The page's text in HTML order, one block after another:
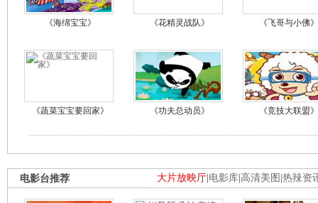
《海绵宝宝》 《花精灵战队》 《飞哥与小佛》
《蔬菜宝宝要回家》 《功夫总动员》 《竞技大联盟》
大片放映厅 电影库 高清美图 热辣资
电影台推荐